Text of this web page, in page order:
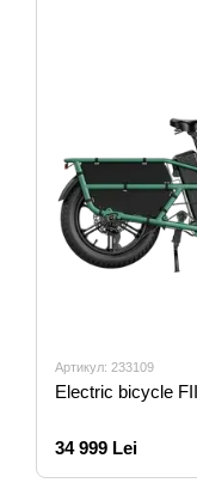
Артикул: 233109
Electric bicycle
34 999 Lei